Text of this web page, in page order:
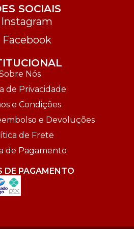
SOCIAIS
Instagram
Facebook
Nós
de Privacidade
e Condições
e Devoluções
de Frete
de Pagamento
DE PAGAMENTO